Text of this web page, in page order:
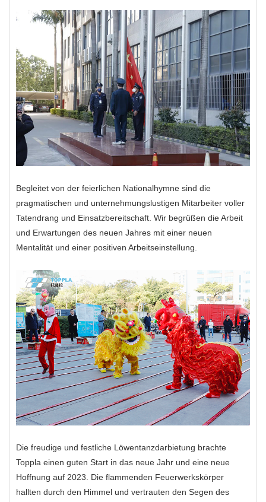
Begleitet von der feierlichen Nationalhymne sind die
pragmatischen und unternehmungslustigen Mitarbeiter voller
Tatendrang und Einsatzbereitschaft. Wir begrüßen die Arbeit
und Erwartungen des neuen Jahres mit einer neuen
Mentalität und einer positiven Arbeitseinstellung.
Die freudige und festliche Löwentanzdarbietung brachte
Toppla einen guten Start in das neue Jahr und eine neue
Hoffnung auf 2023. Die flammenden Feuerwerkskörper
hallten durch den Himmel und vertrauten den Segen des